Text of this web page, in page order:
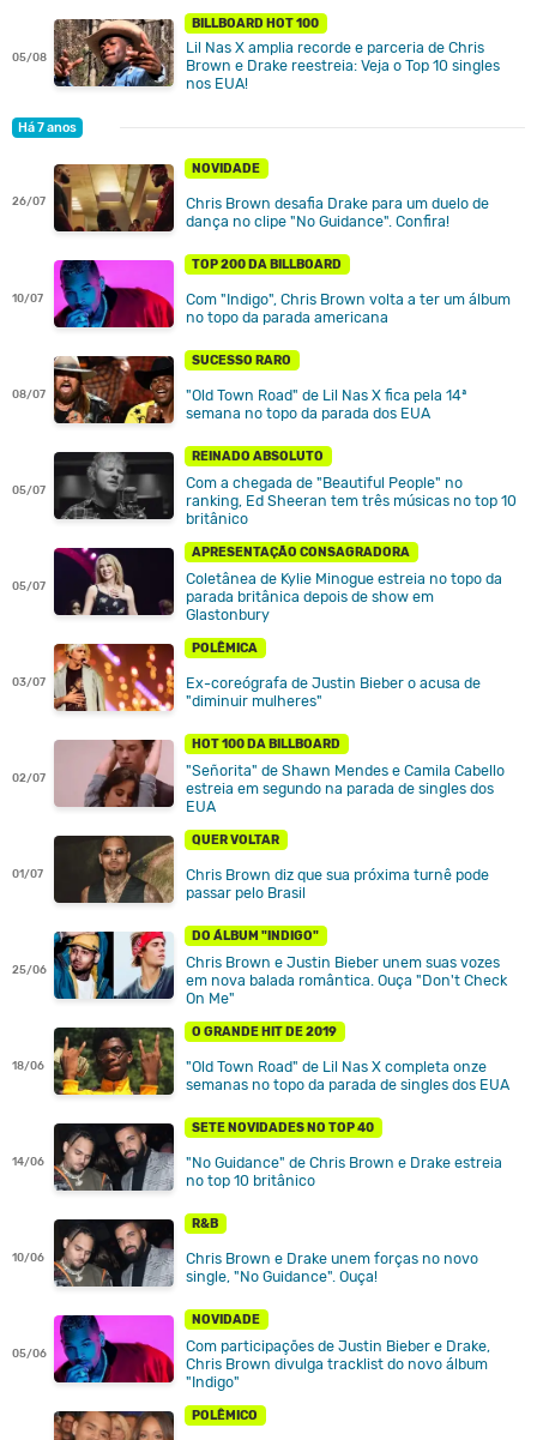
05/08
BILLBOARD HOT 100
Lil Nas X amplia recorde e parceria de Chris
Brown e Drake reestreia: Veja o Top 10 singles
nos EUA!
Há 7 anos
26/07
NOVIDADE
Chris Brown desafia Drake para um duelo de
dança no clipe "No Guidance". Confira!
10/07
TOP 200 DA BILLBOARD
Com "Indigo", Chris Brown volta a ter um álbum
no topo da parada americana
08/07
SUCESSO RARO
"Old Town Road" de Lil Nas X fica pela 14ª
semana no topo da parada dos EUA
05/07
REINADO ABSOLUTO
Com a chegada de "Beautiful People" no
ranking, Ed Sheeran tem três músicas no top 10
britânico
05/07
APRESENTAÇÃO CONSAGRADORA
Coletânea de Kylie Minogue estreia no topo da
parada britânica depois de show em
Glastonbury
03/07
POLÊMICA
Ex-coreógrafa de Justin Bieber o acusa de
"diminuir mulheres"
02/07
HOT 100 DA BILLBOARD
"Señorita" de Shawn Mendes e Camila Cabello
estreia em segundo na parada de singles dos
EUA
01/07
QUER VOLTAR
Chris Brown diz que sua próxima turnê pode
passar pelo Brasil
25/06
DO ÁLBUM "INDIGO"
Chris Brown e Justin Bieber unem suas vozes
em nova balada romântica. Ouça "Don't Check
On Me"
18/06
O GRANDE HIT DE 2019
"Old Town Road" de Lil Nas X completa onze
semanas no topo da parada de singles dos EUA
14/06
SETE NOVIDADES NO TOP 40
"No Guidance" de Chris Brown e Drake estreia
no top 10 britânico
10/06
R&B
Chris Brown e Drake unem forças no novo
single, "No Guidance". Ouça!
05/06
NOVIDADE
Com participações de Justin Bieber e Drake,
Chris Brown divulga tracklist do novo álbum
"Indigo"
POLÊMICO